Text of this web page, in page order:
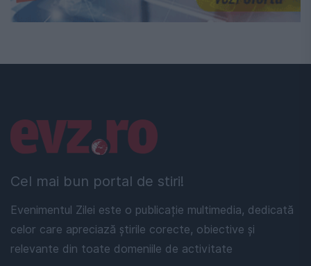
Cel mai bun portal de stiri!
Evenimentul Zilei este o publicație multimedia, dedicată
celor care apreciază știrile corecte, obiective și
relevante din toate domeniile de activitate
Linkuri utile